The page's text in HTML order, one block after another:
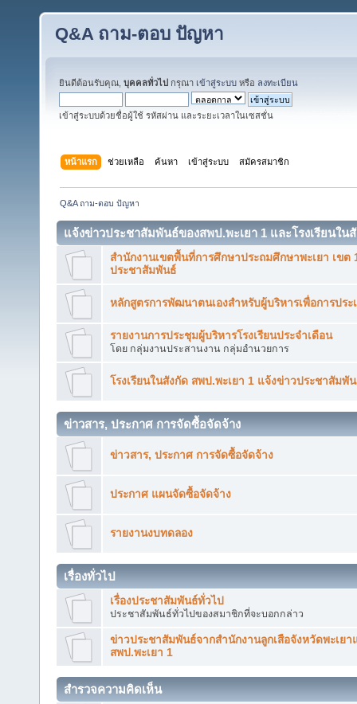
Q&A ถาม-ตอบ ปัญหา
ยินดีต้อนรับคุณ, บุคคลทั่วไป กรุณา เข้าสู่ระบบ หรือ ลงทะเบียน
เข้าสู่ระบบด้วยชื่อผู้ใช้ รหัสผ่าน และระยะเวลาในเซสชั่น
หน้าแรก ช่วยเหลือ ค้นหา เข้าสู่ระบบ สมัครสมาชิก
Q&A ถาม-ตอบ ปัญหา
แจ้งข่าวประชาสัมพันธ์ของสพป.พะเยา 1 และโรงเรียนใน
สำนักงานเขตพื้นที่การศึกษาประถมศึกษาพะเยา เขต
ประชาสัมพันธ์
หลักสูตรการพัฒนาตนเองสำหรับผู้บริหารเพื่อการประ
รายงานการประชุมผู้บริหารโรงเรียนประจำเดือน
โดย กลุ่มงานประสานงาน กลุ่มอำนวยการ
โรงเรียนในสังกัด สพป.พะเยา 1 แจ้งข่าวประชาสัมพั
ข่าวสาร, ประกาศ การจัดซื้อจัดจ้าง
ข่าวสาร, ประกาศ การจัดซื้อจัดจ้าง
ประกาศ แผนจัดซื้อจัดจ้าง
รายงานงบทดลอง
เรื่องทั่วไป
เรื่องประชาสัมพันธ์ทั่วไป
ประชาสัมพันธ์ทั่วไปของสมาชิกที่จะบอกกล่าว
ข่าวประชาสัมพันธ์จากสำนักงานลูกเสือจังหวัดพะเยา
สพป.พะเยา 1
สำรวจความคิดเห็น